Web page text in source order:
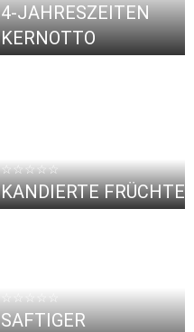
4-JAHRESZEITEN
KERNOTTO
☆☆☆☆☆
KANDIERTE FRÜCHTE
☆☆☆☆☆
SAFTIGER